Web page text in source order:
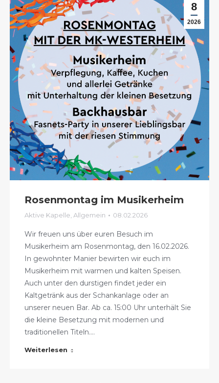
8
2026
Rosenmontag im Musikerheim
Aktive Kapelle, Allgemein 08.02.2026
Wir freuen uns über euren Besuch im
Musikerheim am Rosenmontag, den 16.02.2026.
In gewohnter Manier bewirten wir euch im
Musikerheim mit warmen und kalten Speisen.
Auch unter den durstigen findet jeder ein
Kaltgetränk aus der Schankanlage oder an
unserer neuen Bar. Ab ca. 15:00 Uhr unterhält Sie
die kleine Besetzung mit modernen und
traditionellen Titeln.…
Weiterlesen